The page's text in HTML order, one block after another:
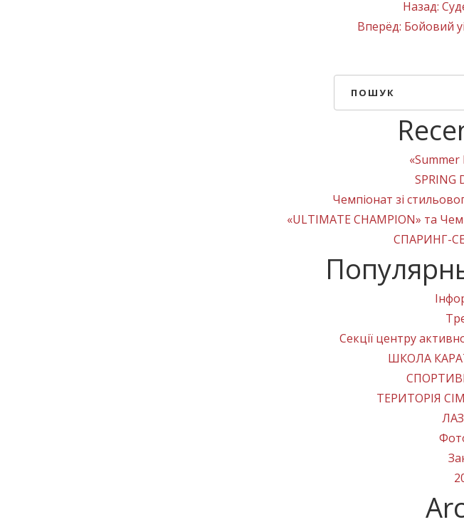
Назад:
Вперёд: Бойовий
ПОШУК
«Summer
SPRING
Чемпіонат зі
«ULTIMATE CHAMPION» та
СПАРИНГ-
Секції центру
ШКОЛА
ТЕРИТОРІЯ